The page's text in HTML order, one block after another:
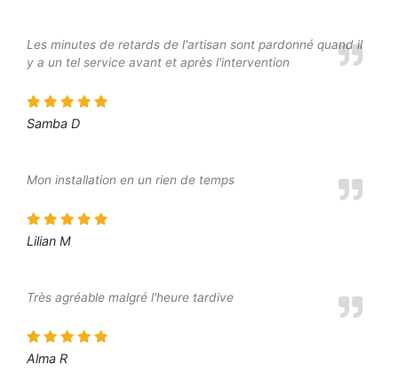
Les minutes de retards de l'artisan sont pardonné quand il
y a un tel service avant et après l'intervention
Samba D
Mon installation en un rien de temps
Lilian M
Très agréable malgré l'heure tardive
Alma R